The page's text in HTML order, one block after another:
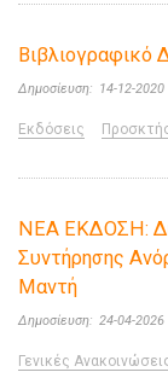
Βιβλιογραφικό
Δημοσίευση: 14-12-
Εκδόσεις
ΝΕΑ ΕΚΔΟΣΗ:
Συντήρησης
Μαντή
Δημοσίευση: 24-04-2026
Γενικές